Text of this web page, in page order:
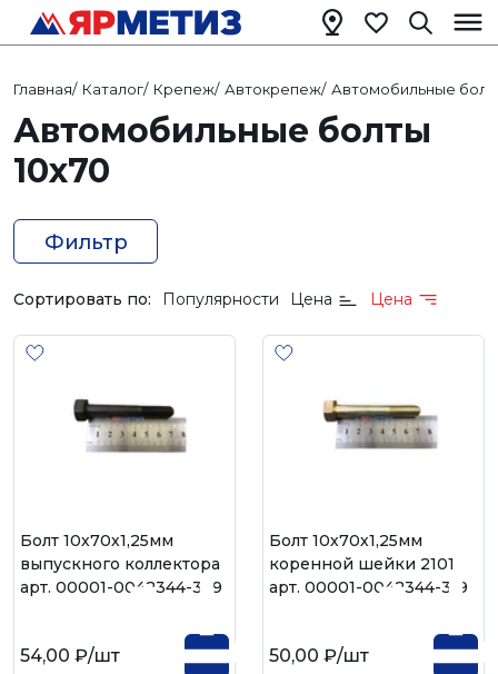
Главная/ Каталог/ Крепеж/ Автокрепеж/ Автомобильные
Автомобильные болты
10х70
Фильтр
Сортировать по: Популярности Цена Цена
Болт 10х70х1,25мм
выпускного коллектора
арт. 00001-0042344-339
54,00 ₽/шт
Болт 10х70х1,25мм
коренной шейки 2101
арт. 00001-0042344-319
50,00 ₽/шт